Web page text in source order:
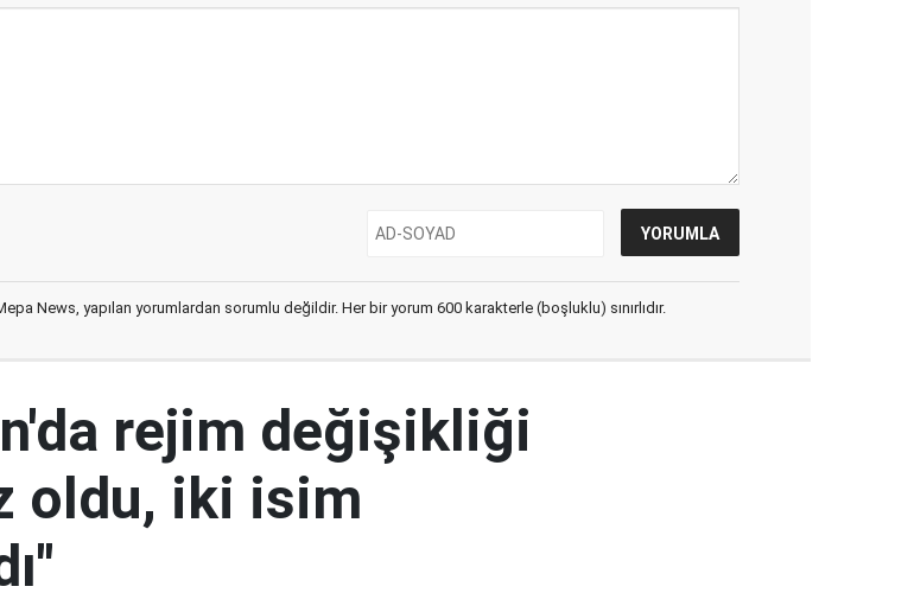
News, yapılan yorumlardan sorumlu değildir. Her bir yorum 600 karakterle (boşluklu) sınırlıdır.
rejim değişikliği
oldu, iki isim